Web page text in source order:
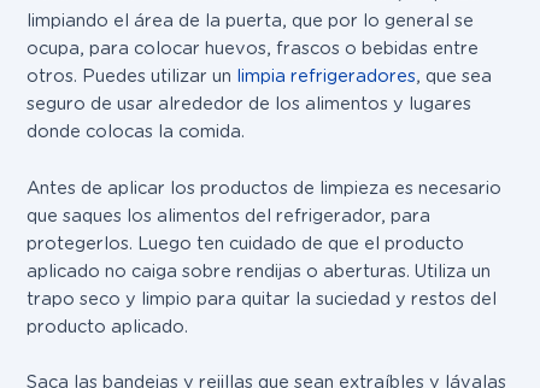
limpiando el área de la puerta, que por lo general se
ocupa, para colocar huevos, frascos o bebidas entre
otros. Puedes utilizar un limpia refrigeradores, que sea
seguro de usar alrededor de los alimentos y lugares
donde colocas la comida.
Antes de aplicar los productos de limpieza es necesario
que saques los alimentos del refrigerador, para
protegerlos. Luego ten cuidado de que el producto
aplicado no caiga sobre rendijas o aberturas. Utiliza un
trapo seco y limpio para quitar la suciedad y restos del
producto aplicado.
Saca las bandejas y rejillas que sean extraíbles y lávalas